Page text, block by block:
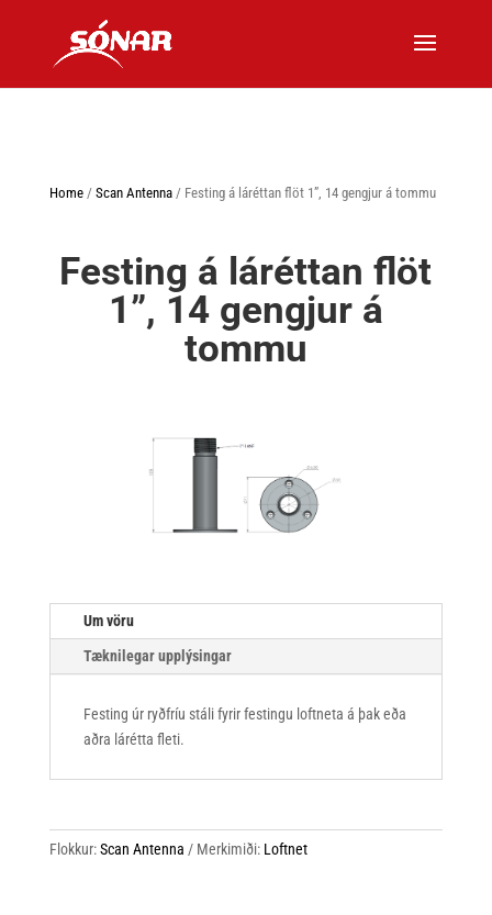
Home/ Scan Antenna/ Festing á láréttan flöt 1”, 14 gengjur á tommu
Festing á láréttan flöt
1”, 14 gengjur á
tommu
Um vöru
Tæknilegar upplýsingar
Festing úr ryðfríu stáli fyrir festingu loftneta á þak eða
aðra lárétta fleti.
Flokkur:Scan Antenna Merkimiði: Loftnet